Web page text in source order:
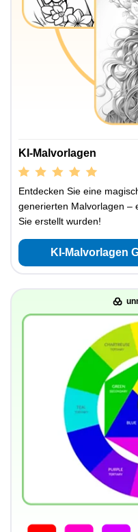
KI-Malvorlagen
Entdecken Sie eine
generierten Malvorlagen –
Sie erstellt wurden!
KI-Malvorlagen